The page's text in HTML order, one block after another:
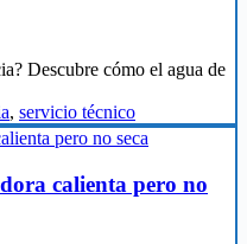
Descubre cómo el agua de
, servicio técnico
calienta pero no